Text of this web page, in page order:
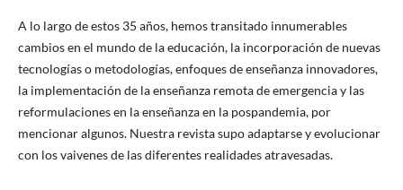
A lo largo de estos 35 años, hemos transitado innumerables
cambios en el mundo de la educación, la incorporación de nuevas
tecnologías o metodologías, enfoques de enseñanza innovadores,
la implementación de la enseñanza remota de emergencia y las
reformulaciones en la enseñanza en la pospandemia, por
mencionar algunos. Nuestra revista supo adaptarse y evolucionar
con los vaivenes de las diferentes realidades atravesadas.